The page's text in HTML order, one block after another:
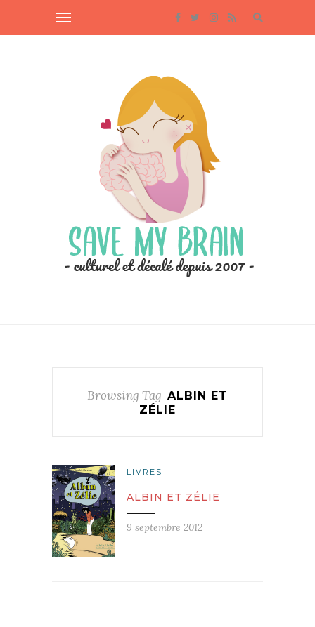
Browsing Tag ALBIN ET
ZÉLIE
LIVRES
ALBIN ET ZÉLIE
9 septembre 2012